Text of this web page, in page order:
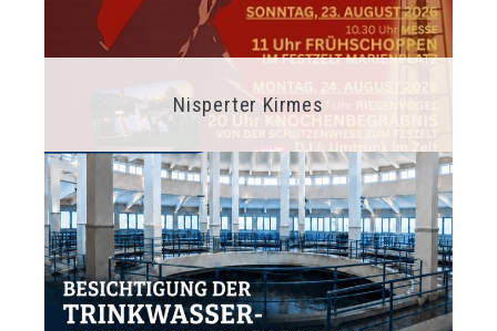
Nisperter Kirmes